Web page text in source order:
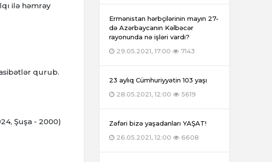
ilə həmrəy
qurub.
Şuşa - 2000)
Ermənistan hərbçilərinin mayın 27-
də Azərbaycanın Kəlbəcər
rayonunda nə işləri vardı?
29.05.2021, 17:00
7143
23 aylıq Cümhuriyyətin 103 yaşı
28.05.2021, 12:00
5619
Zəfəri bizə yaşadanları YAŞAT!
26.05.2021, 12:00
6608